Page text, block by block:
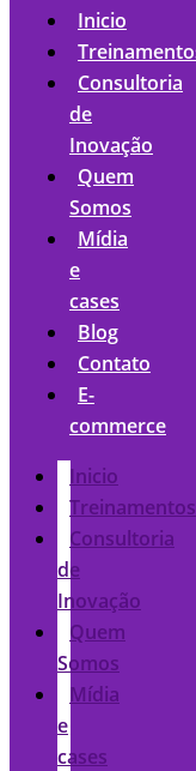
Inicio
Consultoria
de
Inovação
Quem
Somos
Mídia
e
cases
Blog
Contato
E-
commerce
Inicio
Treinamentos
Consultoria
de
Inovação
Quem
Somos
Mídia
e
cases